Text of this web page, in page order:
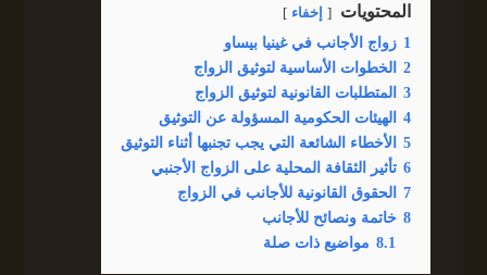
المحتويات إخفاء
1 زواج الأجانب في غينيا بيساو
2
الخطوات الأساسية لتوثيق الزواج
3
المتطلبات القانونية لتوثيق الزواج
4
الهيئات الحكومية المسؤولة عن التوثيق
5
الأخطاء الشائعة التي يجب تجنبها أثناء التوثيق
6 تأثير الثقافة المحلية على الزواج الأجنبي
7
الحقوق القانونية للأجانب في الزواج
8 خاتمة ونصائح للأجانب
8.1 مواضيع ذات صلة